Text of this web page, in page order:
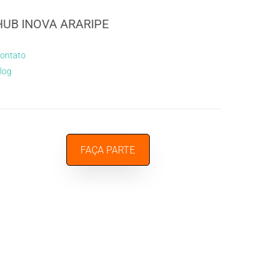
INOVA ARARIPE
FAÇA PARTE